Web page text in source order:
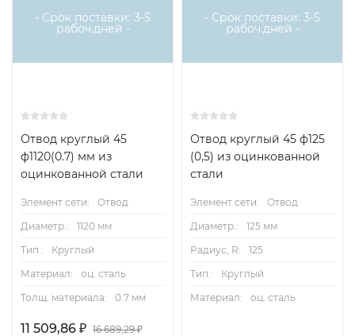
- Срок поставки: 3-5
рабоч.дней -
Отвод круглый 45
ф1120(0.7) мм из
оцинкованной стали
Элемент сети:
Отвод
Диаметр.:
1120 мм
Тип.:
Круглый
Материал:
оц. сталь
Толщ. материала:
0.7 мм
11 509,86 ₽ 16 689,29₽
- Срок поставки: 3-5
рабоч.дней -
Отвод круглый 45 ф125
(0,5) из оцинкованной
стали
Элемент сети:
Отвод
Диаметр.:
125 мм
Радиус, R:
125
Тип.:
Круглый
Материал:
оц. сталь